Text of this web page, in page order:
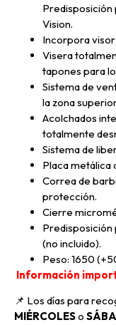
Predisposición
Vision.
Incorpora
Visera
tapones para
Sistema de
la zona
Acolchados
totalmente
Sistema de
Placa metálica
Correa de
protección.
Cierre
Predisposición
(no incluido).
Peso: 1650
Información
📌 Los días para
MIÉRCOLESo